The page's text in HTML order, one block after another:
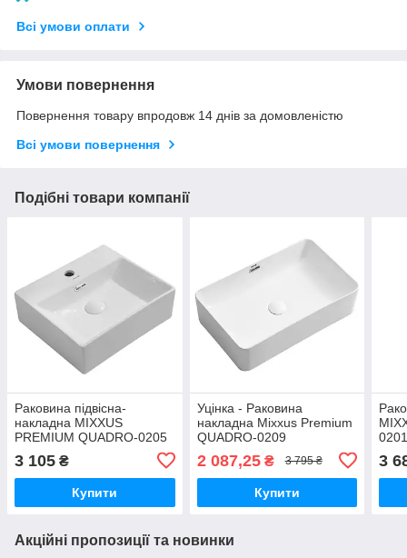
Всі умови оплати
Умови повернення
Повернення товару впродовж 14 днів за домовленістю
Всі умови повернення
Подібні товари компанії
Раковина підвісна-
накладна MIXXUS
PREMIUM QUADRO-0205
410х360х130mm (отвір під
змішувач, перелив)
(MP6508)
3 105 ₴
Купити
Уцінка - Раковина
накладна Mixxus Premium
QUADRO-0209
переливом (MP6522-
20260519-9487)
2 087,25₴ 3 795 ₴
Купити
3
Акційні пропозиції та новинки